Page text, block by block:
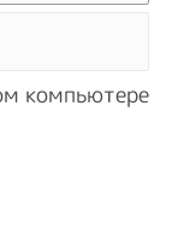
компьютере